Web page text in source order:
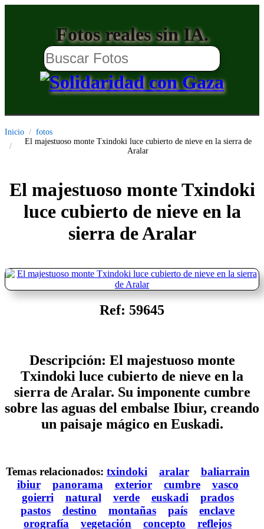
Fotos reales sin IA.
Inicio
fotos
El majestuoso monte Txindoki luce cubierto de nieve en la sierra de
Aralar
El majestuoso monte Txindoki
luce cubierto de nieve en la
sierra de Aralar
Ref: 59645
Descripción: El majestuoso monte
Txindoki luce cubierto de nieve en la
sierra de Aralar. Su imponente cumbre
sobre las aguas del embalse Ibiur, creando
un paisaje mágico en Euskadi.
Temas relacionados: txindoki aralar
baliarrain
ibiur
panorama exterior cumbre
vasco
goierri
natural verde euskadi
prados
pastos
destino montañas país
enclave
orografía
vegetación concepto reflejos